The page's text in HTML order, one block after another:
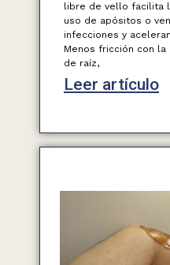
libre de vello facilita
uso de apósitos o
infecciones y
Menos fricción con
de raíz,
Leer artículo